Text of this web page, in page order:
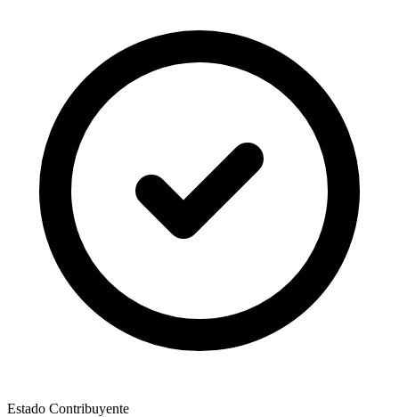
Estado Contribuyente